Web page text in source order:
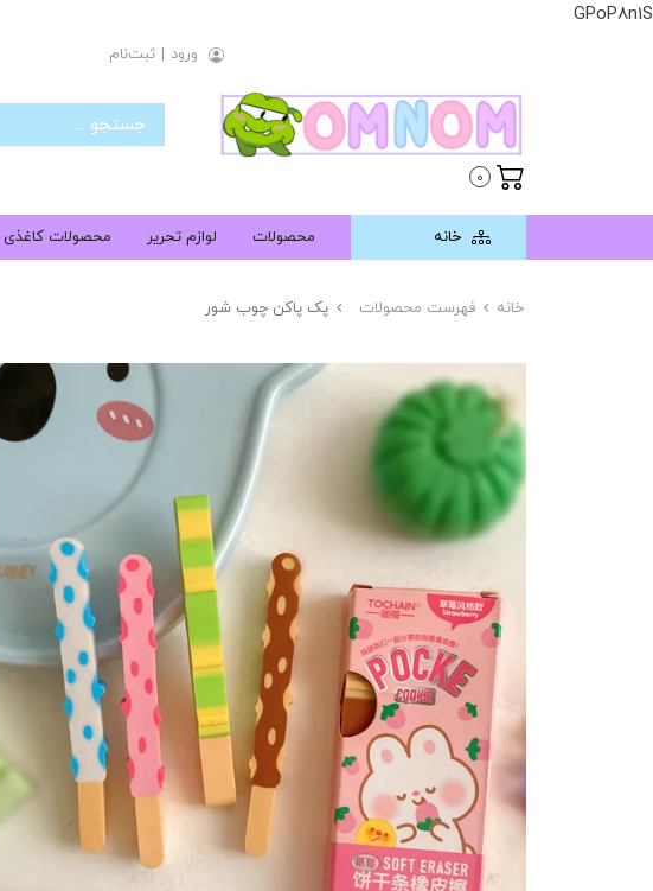
GPoP8n1S
ورود | ثبت‌نام
0
خانه محصولات لوازم تحریر محصولات کاغذی
خانه فهرست محصولات پک پاکن چوب شور